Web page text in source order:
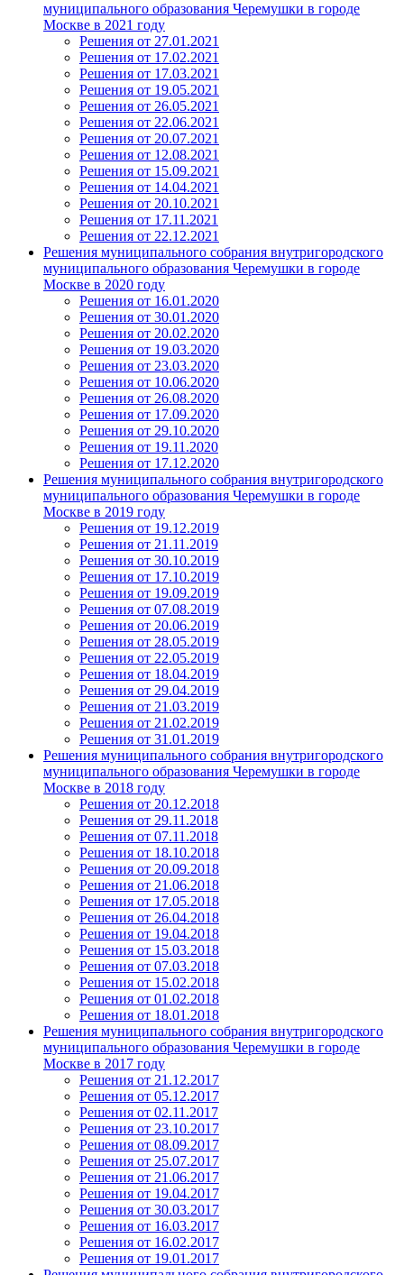
муниципального образования Черемушки в городе
Москве в 2021 году
Решения от 27.01.2021
Решения от 17.02.2021
Решения от 17.03.2021
Решения от 19.05.2021
Решения от 26.05.2021
Решения от 22.06.2021
Решения от 20.07.2021
Решения от 12.08.2021
Решения от 15.09.2021
Решения от 14.04.2021
Решения от 20.10.2021
Решения от 17.11.2021
Решения от 22.12.2021
Решения муниципального собрания внутригородского
муниципального образования Черемушки в городе
Москве в 2020 году
Решения от 16.01.2020
Решения от 30.01.2020
Решения от 20.02.2020
Решения от 19.03.2020
Решения от 23.03.2020
Решения от 10.06.2020
Решения от 26.08.2020
Решения от 17.09.2020
Решения от 29.10.2020
Решения от 19.11.2020
Решения от 17.12.2020
Решения муниципального собрания внутригородского
муниципального образования Черемушки в городе
Москве в 2019 году
Решения от 19.12.2019
Решения от 21.11.2019
Решения от 30.10.2019
Решения от 17.10.2019
Решения от 19.09.2019
Решения от 07.08.2019
Решения от 20.06.2019
Решения от 28.05.2019
Решения от 22.05.2019
Решения от 18.04.2019
Решения от 29.04.2019
Решения от 21.03.2019
Решения от 21.02.2019
Решения от 31.01.2019
Решения муниципального собрания внутригородского
муниципального образования Черемушки в городе
Москве в 2018 году
Решения от 20.12.2018
Решения от 29.11.2018
Решения от 07.11.2018
Решения от 18.10.2018
Решения от 20.09.2018
Решения от 21.06.2018
Решения от 17.05.2018
Решения от 26.04.2018
Решения от 19.04.2018
Решения от 15.03.2018
Решения от 07.03.2018
Решения от 15.02.2018
Решения от 01.02.2018
Решения от 18.01.2018
Решения муниципального собрания внутригородского
муниципального образования Черемушки в городе
Москве в 2017 году
Решения от 21.12.2017
Решения от 05.12.2017
Решения от 02.11.2017
Решения от 23.10.2017
Решения от 08.09.2017
Решения от 25.07.2017
Решения от 21.06.2017
Решения от 19.04.2017
Решения от 30.03.2017
Решения от 16.03.2017
Решения от 16.02.2017
Решения от 19.01.2017